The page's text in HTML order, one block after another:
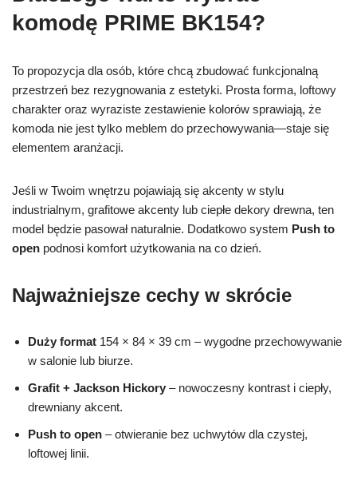
komodę PRIME BK154?
To propozycja dla osób, które chcą zbudować funkcjonalną
przestrzeń bez rezygnowania z estetyki. Prosta forma, loftowy
charakter oraz wyraziste zestawienie kolorów sprawiają, że
komoda nie jest tylko meblem do przechowywania—staje się
elementem aranżacji.
Jeśli w Twoim wnętrzu pojawiają się akcenty w stylu
industrialnym, grafitowe akcenty lub ciepłe dekory drewna, ten
model będzie pasował naturalnie. Dodatkowo system Push to
open podnosi komfort użytkowania na co dzień.
Najważniejsze cechy w skrócie
Duży format 154 × 84 × 39 cm – wygodne przechowywanie
w salonie lub biurze.
Grafit + Jackson Hickory – nowoczesny kontrast i ciepły,
drewniany akcent.
Push to open – otwieranie bez uchwytów dla czystej,
loftowej linii.